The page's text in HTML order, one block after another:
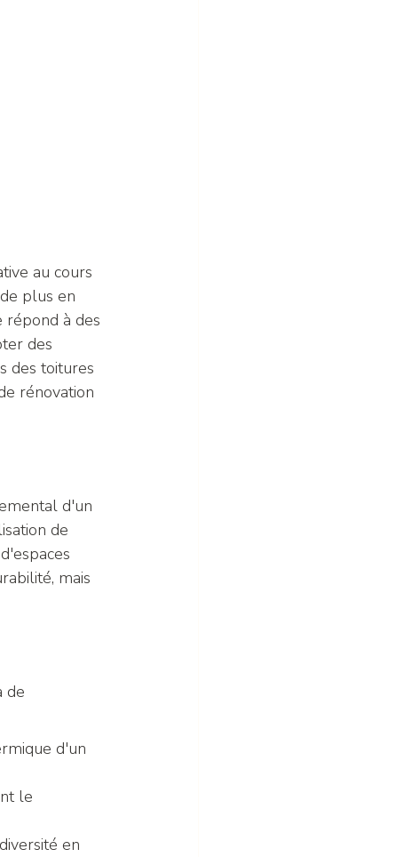
au cours
plus en
répond à des
des
des toitures
rénovation
d'un
de
mais
de
d'un
le
en